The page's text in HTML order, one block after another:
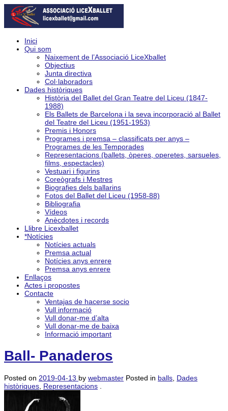
Inici
Qui som
Naixement de l’Associació LiceXballet
Objectius
Junta directiva
Col·laboradors
Dades històriques
Història del Ballet del Gran Teatre del Liceu (1847-
1988)
Els Ballets de Barcelona i la seva incorporació al Ballet
del Teatre del Liceu (1951-1953)
Premis i Honors
Programes i premsa – classificats per anys –
Programes de les Temporades
Representacions (ballets, òperes, operetes, sarsueles,
films, espectacles)
Vestuari i figurins
Coreògrafs i Mestres
Biografies dels ballarins
Fotos del Ballet del Liceu (1958-88)
Bibliografia
Vídeos
Anècdotes i records
Llibre Licexballet
*Notícies
Notícies actuals
Premsa actual
Notícies anys enrere
Premsa anys enrere
Enllaços
Actes i propostes
Contacte
Ventajas de hacerse socio
Vull informació
Vull donar-me d’alta
Vull donar-me de baixa
Informació important
Ball- Panaderos
Posted on 2019-04-13 by webmaster Posted in balls Dades
històriques Representacions